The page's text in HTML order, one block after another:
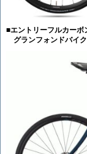
■エントリーフルカーボ
グランフォンドバイク